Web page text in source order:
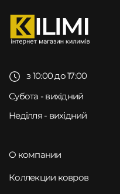
з 10:00 до 17:00
Субота - вихідний
Неділля - вихідний
О компании
Коллекции ковров